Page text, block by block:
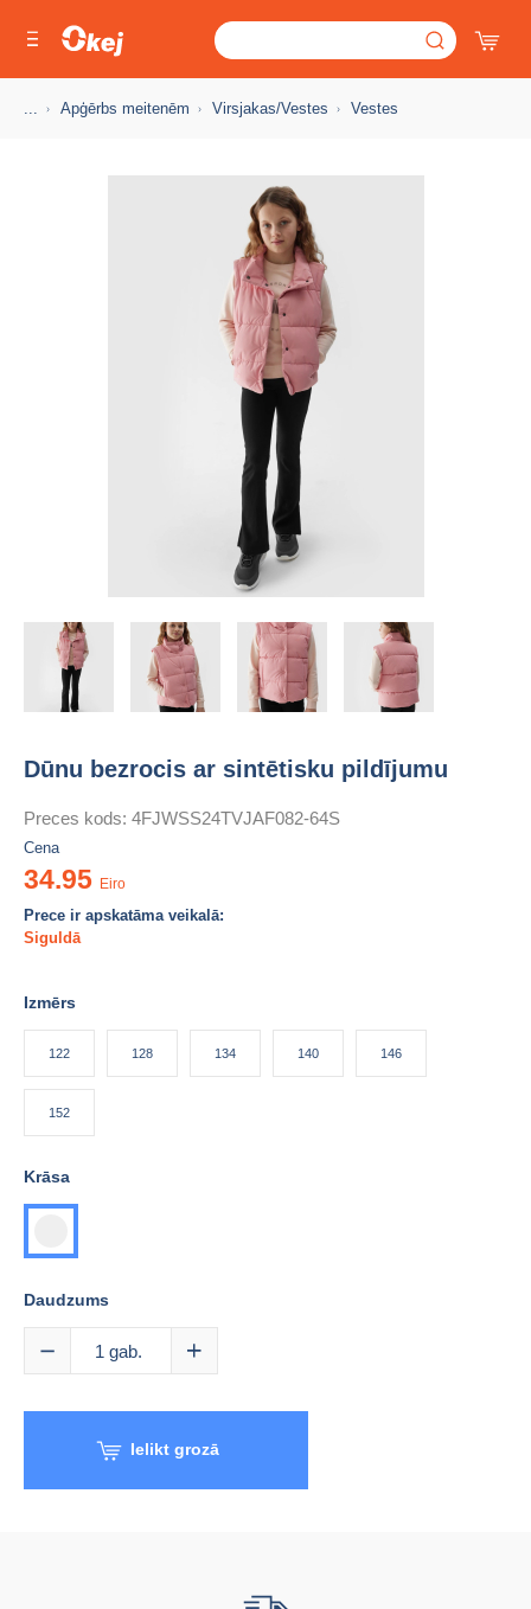
... Apģērbs meitenēm Virsjakas/Vestes Vestes
Dūnu bezrocis ar sintētisku pildījumu
Preces kods: 4FJWSS24TVJAF082-64S
Cena
34.95 Eiro
Prece ir apskatāma veikalā:
Siguldā
Izmērs
122 128 134 140 146
152
Krāsa
Koraļļu
Daudzums
1 gab.
Ielikt grozā